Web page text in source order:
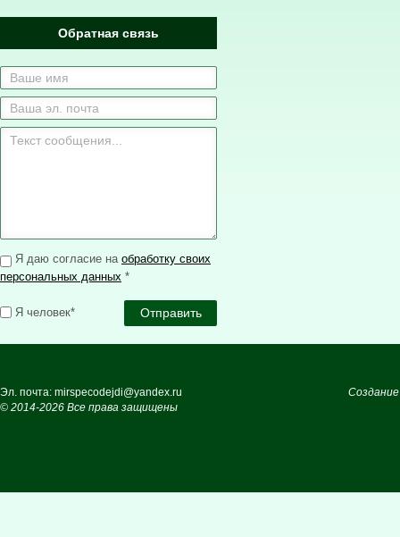
Обратная связь
Я даю согласие на обработку своих
персональных данных *
Я человек*
Эл. почта: mirspecodejdi@yandex.ru
© 2014-2026 Все права защищены